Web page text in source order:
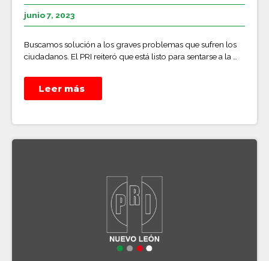
junio 7, 2023
Buscamos solución a los graves problemas que sufren los
ciudadanos. El PRI reiteró que está listo para sentarse a la …
Leer más